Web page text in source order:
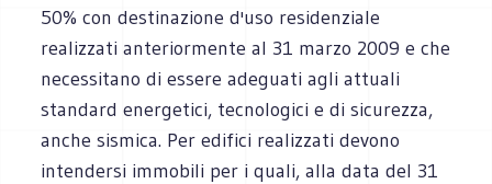
50% con destinazione d'uso residenziale
realizzati anteriormente al 31 marzo 2009 e che
necessitano di essere adeguati agli attuali
standard energetici, tecnologici e di sicurezza,
anche sismica. Per edifici realizzati devono
intendersi immobili per i quali, alla data del 31